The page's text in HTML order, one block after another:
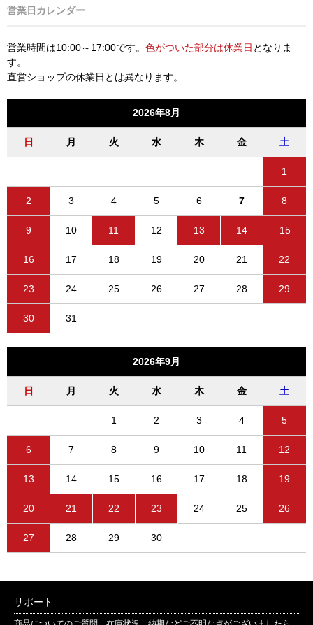
営業日カレンダー
営業時間は10:00～17:00です。 色がついた部分は休業日 となりま
す。
直営ショップの休業日とは異なります。
2026年8月
日 月 火 水 木 金 土
1
2 3 4 5 6 7 8
9 10 11 12 13 14 15
16 17 18 19 20 21 22
23 24 25 26 27 28 29
30 31
2026年9月
日 月 火 水 木 金 土
1 2 3 4 5
6 7 8 9 10 11 12
13 14 15 16 17 18 19
20 21 22 23 24 25 26
27 28 29 30
サポート